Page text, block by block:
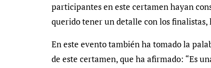
participantes en este certamen hayan
querido tener un detalle con los
En este evento también ha tomado la
de este certamen, que ha afirmado: “Es